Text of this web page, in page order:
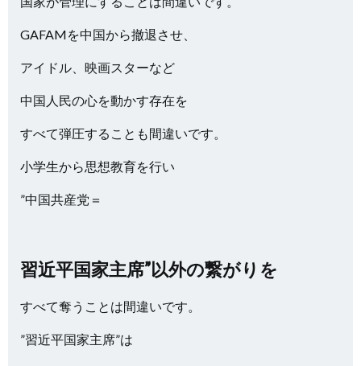
GAFAMを中国から撤退させ、
アイドル、映画スターなど
中国人民の心を動かす存在を
すべて弾圧することも間違いです。
小学生から思想教育を行い
”中国共産党＝
習近平国家主席”以外の繋がりを
すべて奪うことは間違いです。
”習近平国家主席”は